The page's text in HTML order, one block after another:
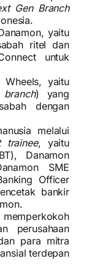
Gen Branch
yaitu
ritel dan
untuk
Wheels, yaitu
) yang
dengan
melalui
trainee, yaitu
Danamon
SME
Officer
bankir
perusahaan
para mitra
terdepan